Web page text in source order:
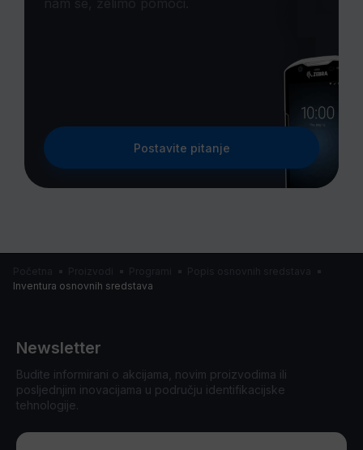
Postavite pitanje
Inventura osnovnih sredstava
Newsletter
Budite informirani o akcijama, novim proizvodima ili
posljednjim inovacijama u području identifikacijske
tehnologije.